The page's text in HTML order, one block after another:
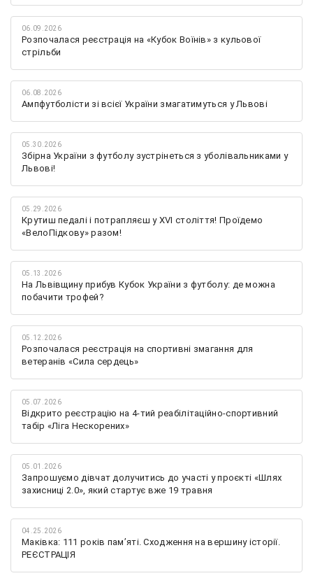
06.09.2026
Розпочалася реєстрація на «Кубок Воїнів» з кульової
стрільби
06.08.2026
Ампфутболісти зі всієї України змагатимуться у Львові
05.30.2026
Збірна України з футболу зустрінеться з уболівальниками у
Львові!
05.29.2026
Крутиш педалі і потрапляєш у XVI століття! Проїдемо
«ВелоПідкову» разом!
05.13.2026
На Львівщину прибув Кубок України з футболу: де можна
побачити трофей?
05.12.2026
Розпочалася реєстрація на спортивні змагання для
ветеранів «Сила сердець»
05.07.2026
Відкрито реєстрацію на 4-тий реабілітаційно-спортивний
табір «Ліга Нескорених»
05.01.2026
Запрошуємо дівчат долучитись до участі у проєкті «Шлях
захисниці 2.0», який стартує вже 19 травня
04.25.2026
Маківка: 111 років пам’яті. Сходження на вершину історії.
РЕЄСТРАЦІЯ